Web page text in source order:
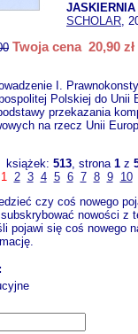
SCHOLAR,
Twoja cena 20,90 zł
I.
Polskiej do Unii
przekazania
na rzecz Unii
książek: 513, strona 1z
1 2 3 4 5 6 7 8 9
10
czy coś nowego
nowości z
pojawi się coś nowego